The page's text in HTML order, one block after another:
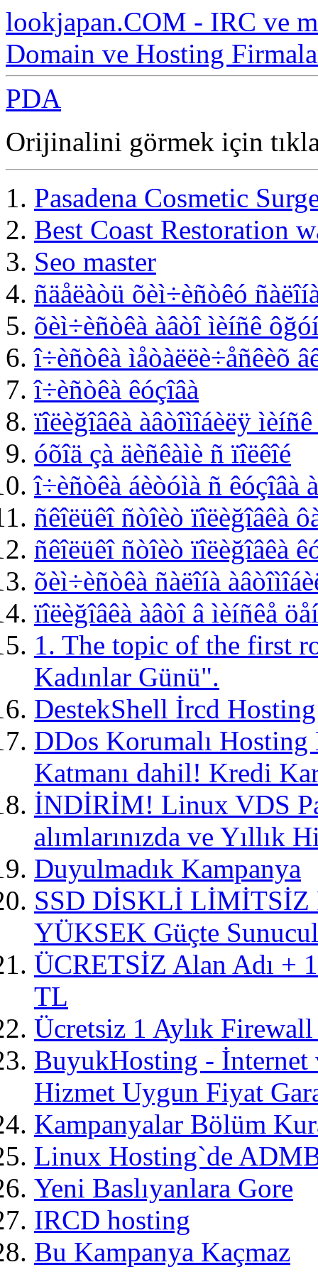
lookjapan.COM - IRC ve
Domain ve Hosting
PDA
Orijinalini görmek için
Pasadena Cosmetic
Best Coast Restoration
Seo master
ñäåëàòü õèì÷èñòêó
õèì÷èñòêà àâòî ìèíñê
î÷èñòêà ìåòàëëè÷åñêèõ
î÷èñòêà êóçîâà
ïîëèğîâêà àâòîìîáèëÿ
óõîä çà äèñêàìè ñ ïîëêîé
î÷èñòêà áèòóìà ñ êóçîâà
ñêîëüêî ñòîèò ïîëèğîâêà
ñêîëüêî ñòîèò ïîëèğîâêà
õèì÷èñòêà ñàëîíà
ïîëèğîâêà àâòî â ìèíñêå
1. The topic of the first
Kadınlar Günü".
DestekShell İrcd Hosting
DDos Korumalı
Katmanı dahil! Kredi
İNDİRİM! Linux VDS
alımlarınızda ve Yıllık
Duyulmadık Kampanya
SSD DİSKLİ LİMİTSİZ
YÜKSEK Güçte
ÜCRETSİZ Alan Adı +
TL
Ücretsiz 1 Aylık
BuyukHosting -
Hizmet Uygun Fiyat
Kampanyalar Bölüm
Linux Hosting`de
Yeni Baslıyanlara Gore
IRCD hosting
Bu Kampanya Kaçmaz